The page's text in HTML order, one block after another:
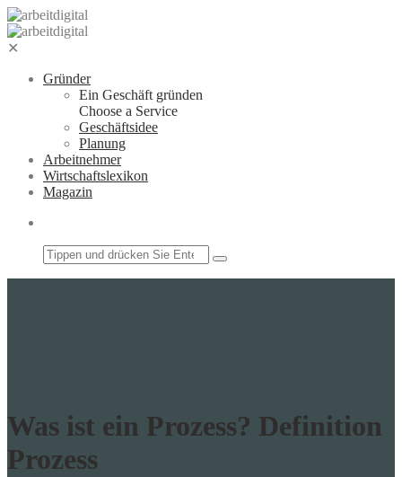
Zum
Inhalt
springen
✕
Gründer
Ein Geschäft gründen
Choose a Service
Geschäftsidee
Planung
Arbeitnehmer
Wirtschaftslexikon
Magazin
Suchfeld
Was ist ein Prozess? Definition
Prozess